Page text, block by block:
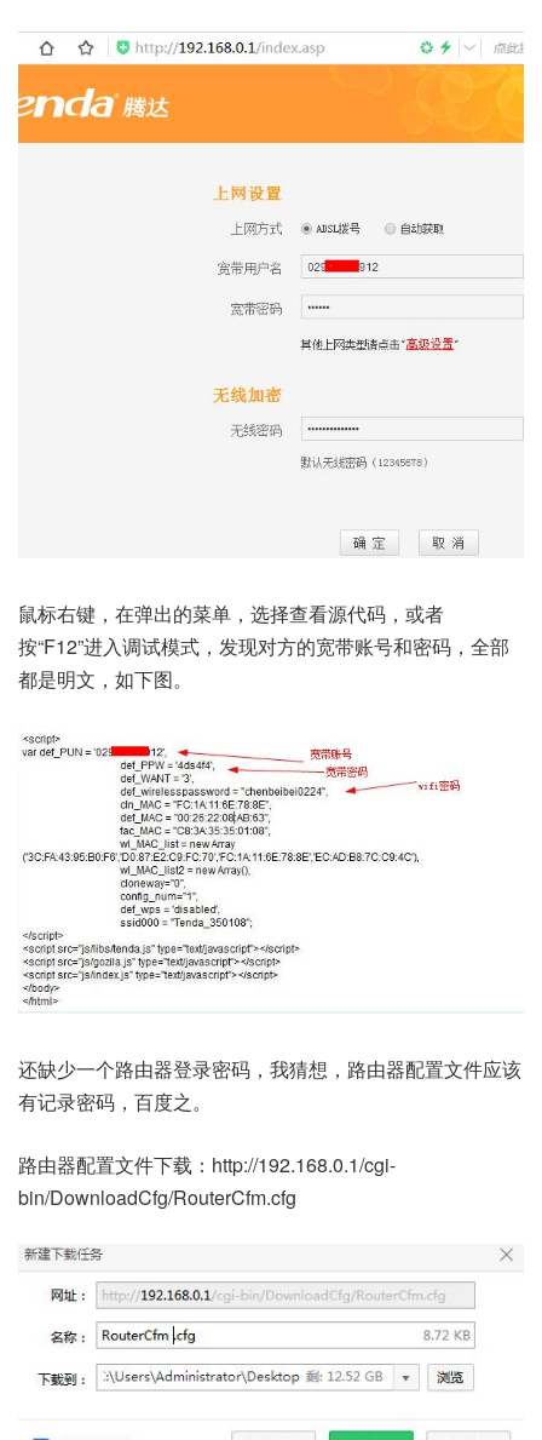
鼠标右键，在弹出的菜单，选择查看源代码，或者
按“F12”进入调试模式，发现对方的宽带账号和密码，全部
都是明文，如下图。
还缺少一个路由器登录密码，我猜想，路由器配置文件应该
有记录密码，百度之。
路由器配置文件下载：http://192.168.0.1/cgi-
bin/DownloadCfg/RouterCfm.cfg